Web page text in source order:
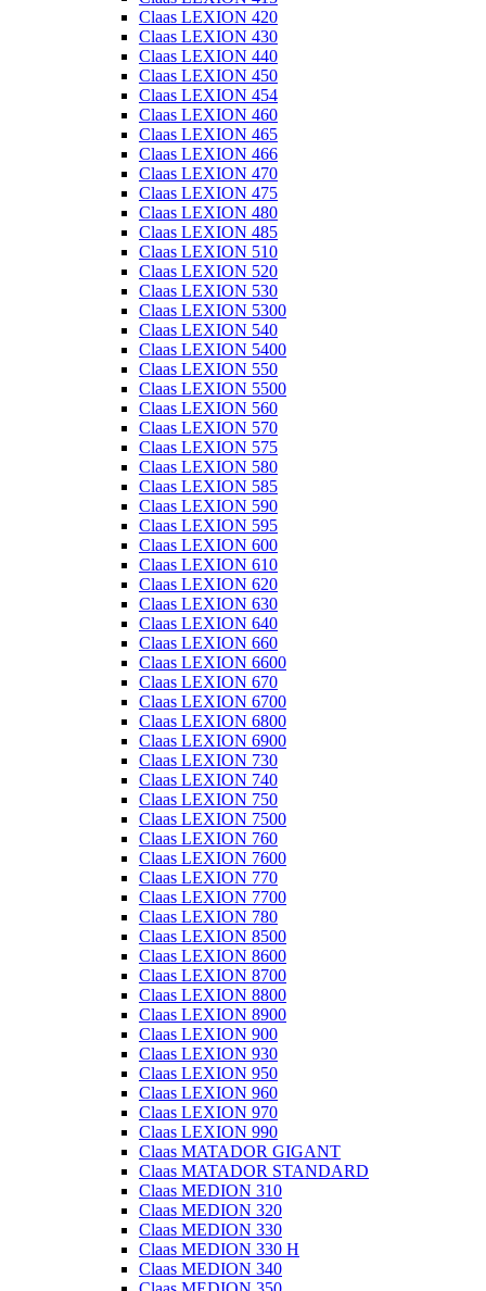
Claas LEXION 420
Claas LEXION 430
Claas LEXION 440
Claas LEXION 450
Claas LEXION 454
Claas LEXION 460
Claas LEXION 465
Claas LEXION 466
Claas LEXION 470
Claas LEXION 475
Claas LEXION 480
Claas LEXION 485
Claas LEXION 510
Claas LEXION 520
Claas LEXION 530
Claas LEXION 5300
Claas LEXION 540
Claas LEXION 5400
Claas LEXION 550
Claas LEXION 5500
Claas LEXION 560
Claas LEXION 570
Claas LEXION 575
Claas LEXION 580
Claas LEXION 585
Claas LEXION 590
Claas LEXION 595
Claas LEXION 600
Claas LEXION 610
Claas LEXION 620
Claas LEXION 630
Claas LEXION 640
Claas LEXION 660
Claas LEXION 6600
Claas LEXION 670
Claas LEXION 6700
Claas LEXION 6800
Claas LEXION 6900
Claas LEXION 730
Claas LEXION 740
Claas LEXION 750
Claas LEXION 7500
Claas LEXION 760
Claas LEXION 7600
Claas LEXION 770
Claas LEXION 7700
Claas LEXION 780
Claas LEXION 8500
Claas LEXION 8600
Claas LEXION 8700
Claas LEXION 8800
Claas LEXION 8900
Claas LEXION 900
Claas LEXION 930
Claas LEXION 950
Claas LEXION 960
Claas LEXION 970
Claas LEXION 990
Claas MATADOR GIGANT
Claas MATADOR STANDARD
Claas MEDION 310
Claas MEDION 320
Claas MEDION 330
Claas MEDION 330 H
Claas MEDION 340